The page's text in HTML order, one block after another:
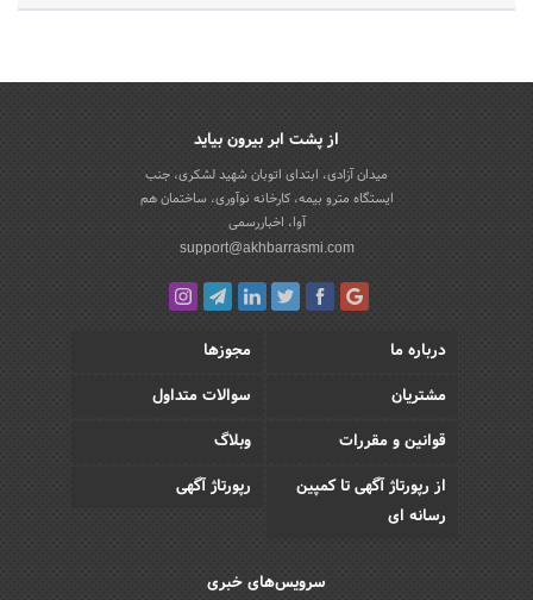
از پشت ابر بیرون بیاید
میدان آزادی، ابتدای اتوبان شهید لشکری، جنب
ایستگاه مترو بیمه، کارخانه نوآوری، ساختمان هم
آوا، اخباررسمی
support@akhbarrasmi.com
درباره ما
مجوزها
مشتریان
سوالات متداول
قوانین و مقررات
وبلاگ
از رپورتاژ آگهی تا کمپین
رسانه ای
رپورتاژ آگهی
سرویس‌های خبری